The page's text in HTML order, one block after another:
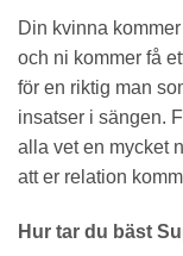
Din kvinna
och ni kommer få
för en riktig man
insatser i sängen.
alla vet en mycket
att er relation
Hur tar du bäst